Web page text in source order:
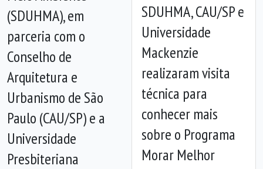
SDUHMA, CAU/SP e
Universidade
Mackenzie
realizaram visita
técnica para
conhecer mais
sobre o Programa
Morar Melhor
Anterior
(SDUHMA), em
parceria com o
Conselho de
Arquitetura e
Urbanismo de São
Paulo (CAU/SP) e a
Universidade
Presbiteriana